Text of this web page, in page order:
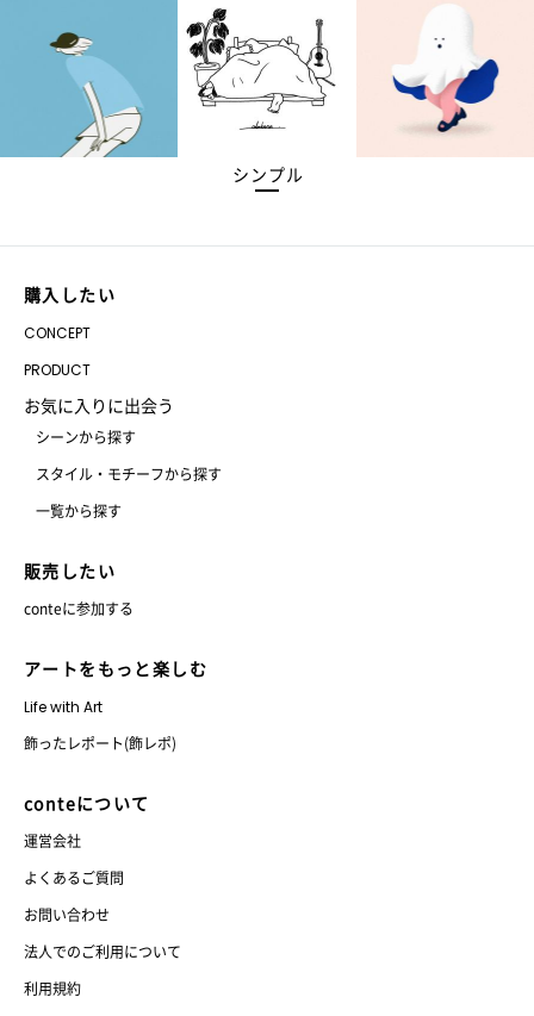
シンプル
購入したい
CONCEPT
PRODUCT
お気に入りに出会う
シーンから探す
スタイル・モチーフから探す
一覧から探す
販売したい
conteに参加する
アートをもっと楽しむ
Life with Art
飾ったレポート(飾レポ)
conteについて
運営会社
よくあるご質問
お問い合わせ
法人でのご利用について
利用規約